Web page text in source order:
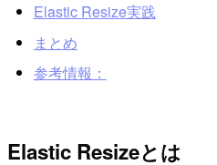
Elastic Resize実践
まとめ
参考情報：
Elastic Resizeとは